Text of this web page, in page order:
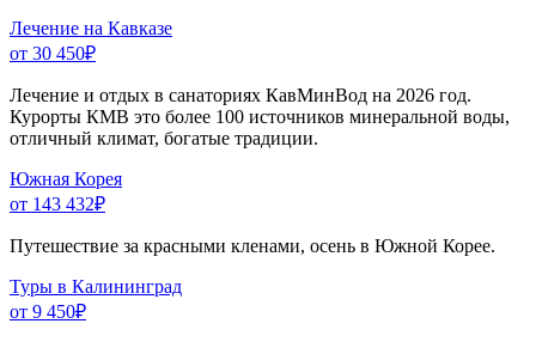
Лечение на Кавказе
от 30 450₽
Лечение и отдых в санаториях КавМинВод на 2026 год.
Курорты КМВ это более 100 источников минеральной воды,
отличный климат, богатые традиции.
Южная Корея
от 143 432₽
Путешествие за красными кленами, осень в Южной Корее.
Туры в Калининград
от 9 450₽